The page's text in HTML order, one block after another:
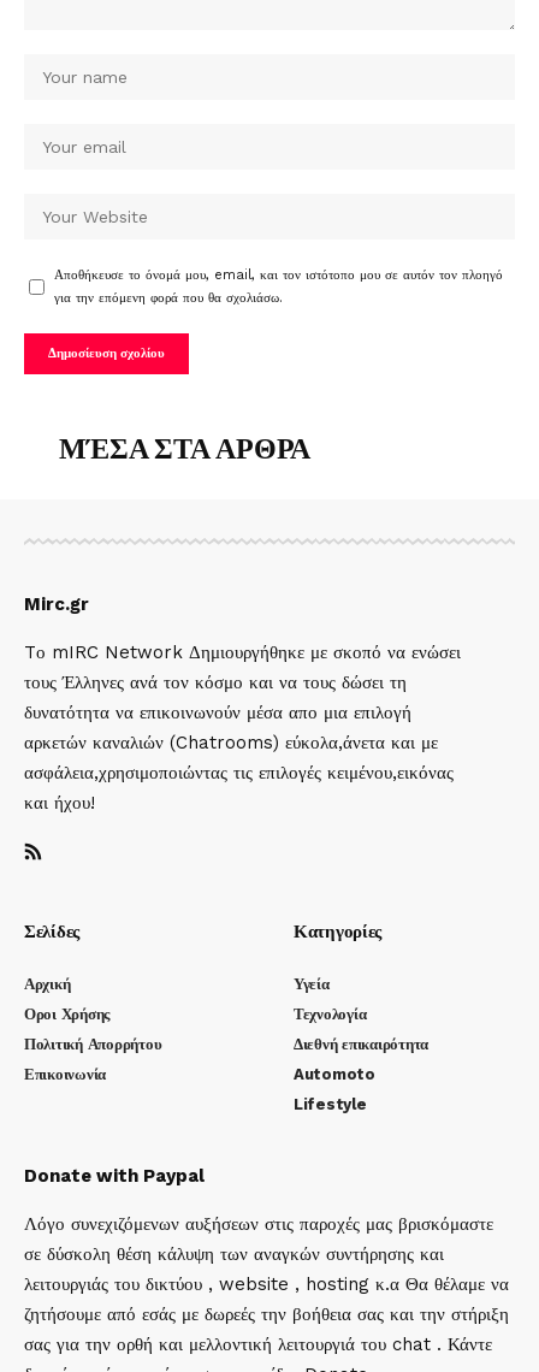
Αποθήκευσε το όνομά μου, email, και τον ιστότοπο μου σε αυτόν τον πλοηγό
για την επόμενη φορά που θα σχολιάσω.
ΜΈΣΑ ΣΤΑ ΑΡΘΡΑ
Mirc.gr
Tο mIRC Network Δημιουργήθηκε με σκοπό να ενώσει
τους Έλληνες ανά τον κόσμο και να τους δώσει τη
δυνατότητα να επικοινωνούν μέσα απο μια επιλογή
αρκετών καναλιών (Chatrooms) εύκολα,άνετα και με
ασφάλεια,χρησιμοποιώντας τις επιλογές κειμένου,εικόνας
και ήχου!
Σελίδες
Αρχική
Οροι Χρήσης
Πολιτική Απορρήτου
Επικοινωνία
Κατηγορίες
Υγεία
Τεχνολογία
Διεθνή επικαιρότητα
Automoto
Lifestyle
Donate with Paypal
Λόγο συνεχιζόμενων αυξήσεων στις παροχές μας βρισκόμαστε
σε δύσκολη θέση κάλυψη των αναγκών συντήρησης και
λειτουργιάς του δικτύου , website , hosting κ.α Θα θέλαμε να
ζητήσουμε από εσάς με δωρεές την βοήθεια σας και την στήριξη
σας για την ορθή και μελλοντική λειτουργιά του chat . Κάντε